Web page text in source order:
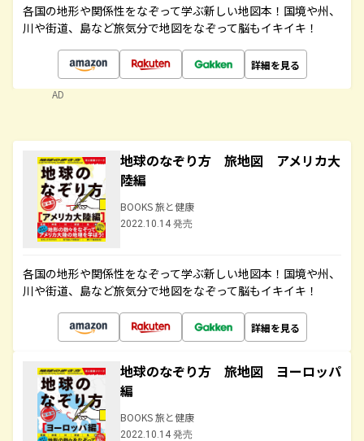
各国の地形や関係性をなぞって学ぶ新しい地図本！国境や州、
川や街道、島など旅気分で地図をなぞって脳もイキイキ！
詳細を見る
AD
地球のなぞり方 旅地図 アメリカ大
陸編
BOOKS 旅と健康
2022.10.14 発売
各国の地形や関係性をなぞって学ぶ新しい地図本！国境や州、
川や街道、島など旅気分で地図をなぞって脳もイキイキ！
詳細を見る
地球のなぞり方 旅地図 ヨーロッパ
編
BOOKS 旅と健康
2022.10.14 発売